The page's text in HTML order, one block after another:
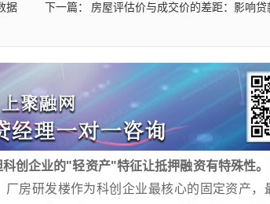
据
下一篇： 房屋评估价与成交价的差距：影响
创企业的"轻资产"特征让抵押融资有特殊性。
房研发楼作为科创企业最核心的固定资产，